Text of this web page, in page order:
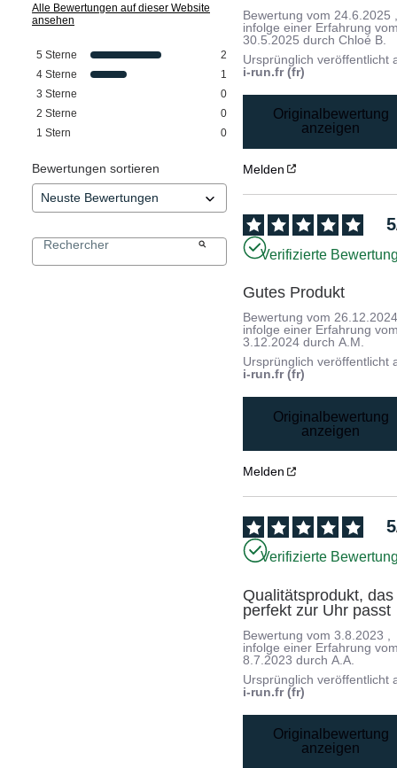
Alle Bewertungen auf dieser Website
ansehen
5 Sterne
2
4 Sterne
1
3 Sterne
0
2 Sterne
0
1 Stern 0
Bewertungen sortieren
Bewertung vom 24.6.2025
infolge einer Erfahrung
30.5.2025 durchChloé B.
Ursprünglich veröffentlicht
i-run.fr (fr)
Originalbewertung
anzeigen
Melden
5
Verifizierte
Gutes Produkt
Bewertung vom
infolge einer Erfahrung
3.12.2024 durchA.M.
Ursprünglich veröffentlicht
i-run.fr (fr)
Originalbewertung
anzeigen
Melden
5
Verifizierte
Qualitätsprodukt, das
perfekt zur Uhr passt
Bewertung vom3.8.2023
infolge einer Erfahrung
8.7.2023 durchA.A.
Ursprünglich veröffentlicht
i-run.fr (fr)
Originalbewertung
anzeigen